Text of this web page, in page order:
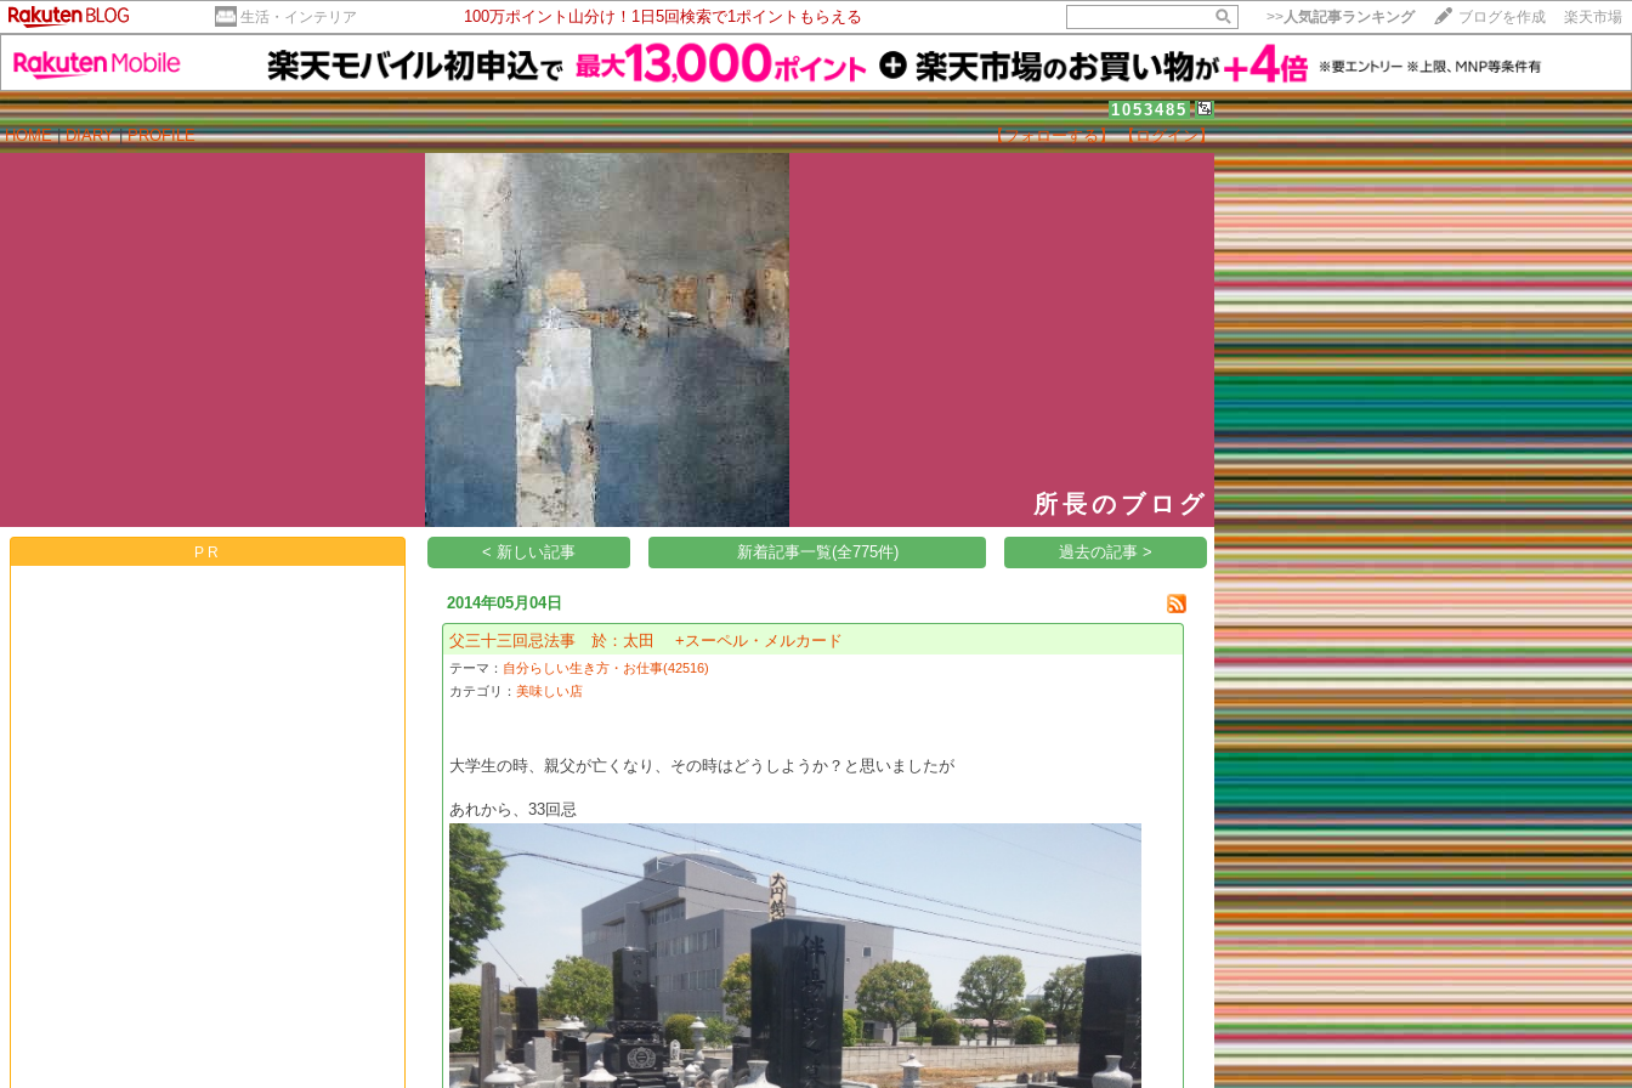
生活・インテリア 100万ポイント山分け！1日5回検索で1ポイントもらえる >>人気記事ランキング ブログを作成 楽天市場
1053485
HOME|DIARY|PROFILE 【フォローする】 【ログイン】
所長のブログ
【毎日開催】
15記事にいいね！で1ポイント
10秒滞在
いいね! --/--
PR < 新しい記事 新着記事一覧(全775件) 過去の記事 >
2014年05月04日
父三十三回忌法事 於：太田 +スーペル・メルカード
テーマ： 自分らしい生き方・お仕事(42516)
カテゴリ：美味しい店
大学生の時、親父が亡くなり、その時はどうしようか？と思いましたが
あれから、33回忌